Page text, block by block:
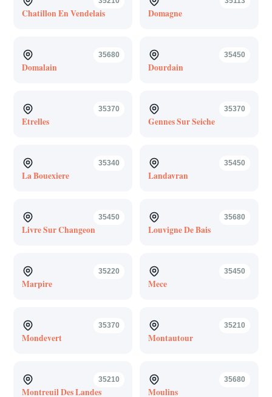
Chatillon En Vendelais Domagne
35680
Domalain
35450
Dourdain
35370
Etrelles
35370
Gennes Sur Seiche
35340
La Bouexiere
35450
Landavran
35450
Livre Sur Changeon
35680
Louvigne De Bais
35220
Marpire
35450
Mece
35370
Mondevert
35210
Montautour
35210
Montreuil Des Landes
35680
Moulins